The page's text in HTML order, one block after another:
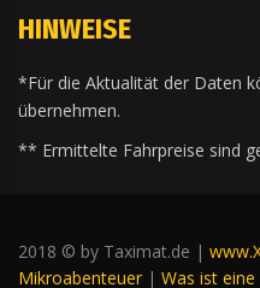
HINWEISE
*Für die Aktualität der Daten
übernehmen.
** Ermittelte Fahrpreise sind
2018 © by Taximat.de |
Mikroabenteuer | Was ist eine